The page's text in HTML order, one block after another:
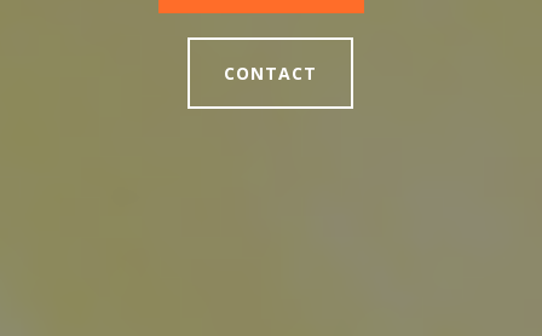
CONTACT